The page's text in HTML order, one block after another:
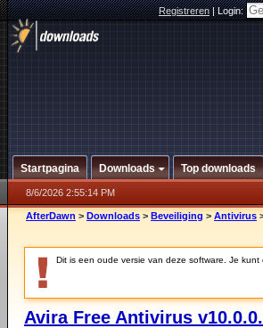
Registreren|Login:
Startpagina Downloads Top downloads
8/6/2026 2:55:14 PM
AfterDawn > Downloads > Beveiliging > Antivirus
Dit is een oude versie van deze software. Je kunt
Avira Free Antivirus